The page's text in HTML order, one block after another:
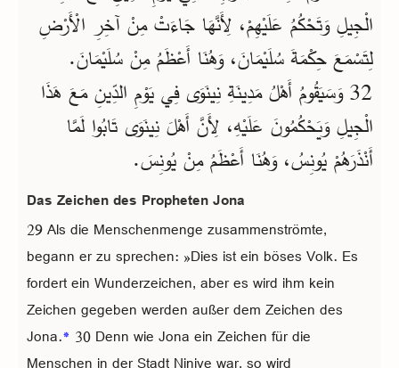
الْجِيلِ وَتَحْكُمُ عَلَيْهِمْ، لِأَنَّهَا جَاءَتْ مِنْ آخِرِ الْأَرْضِ
لِتَسْمَعَ حِكْمَةَ سُلَيْمَانَ، وَهُنَا أَعْظَمُ مِنْ سُلَيْمَانَ.
32 وَسَيَقُومُ أَهْلُ مَدِينَةِ نِينَوَى فِي يَوْمِ الدِّينِ مَعَ هَذَا
الْجِيلِ وَيَحْكُمُونَ عَلَيْهِ، لِأَنَّ أَهْلَ نِينَوَى تَابُوا لَمَّا
أَنْذَرَهُمْ يُونِسُ، وَهُنَا أَعْظَمُ مِنْ يُونِسَ.
Das Zeichen des Propheten Jona
29 Als die Menschenmenge zusammenströmte,
begann er zu sprechen: »Dies ist ein böses Volk. Es
fordert ein Wunderzeichen, aber es wird ihm kein
Zeichen gegeben werden außer dem Zeichen des
Jona.* 30 Denn wie Jona ein Zeichen für die
Menschen in der Stadt Ninive war, so wird